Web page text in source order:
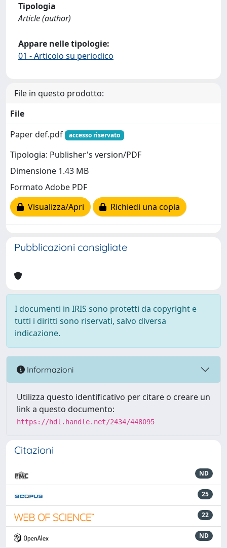
Tipologia
Article (author)
Appare nelle tipologie:
01 - Articolo su periodico
File in questo prodotto:
File
Paper def.pdf
accesso riservato
Tipologia: Publisher's version/PDF
Dimensione 1.43 MB
Formato Adobe PDF
Visualizza/Apri
Richiedi una copia
Pubblicazioni consigliate
I documenti in IRIS sono protetti da copyright e
tutti i diritti sono riservati, salvo diversa
indicazione.
Informazioni
Utilizza questo identificativo per citare o creare un
link a questo documento:
https://hdl.handle.net/2434/448095
Citazioni
ND
25
22
ND